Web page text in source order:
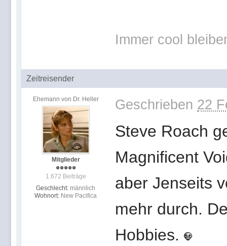
Immer cool
Zeitreisender
Ehemann von Dr. Heller
Mitglieder
1.672 Beiträge
Geschlecht: männlich
Wohnort: New Pacifica
Geschrieben 22
Steve Roach
Magnificent
aber Jenseits
mehr durch.
Hobbies.